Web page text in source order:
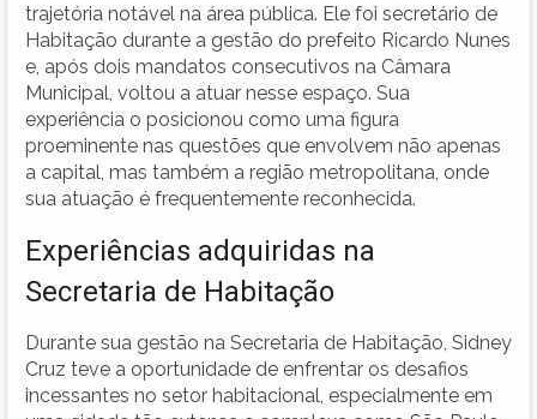
trajetória notável na área pública. Ele foi secretário de
Habitação durante a gestão do prefeito Ricardo Nunes
e, após dois mandatos consecutivos na Câmara
Municipal, voltou a atuar nesse espaço. Sua
experiência o posicionou como uma figura
proeminente nas questões que envolvem não apenas
a capital, mas também a região metropolitana, onde
sua atuação é frequentemente reconhecida.
Experiências adquiridas na
Secretaria de Habitação
Durante sua gestão na Secretaria de Habitação, Sidney
Cruz teve a oportunidade de enfrentar os desafios
incessantes no setor habitacional, especialmente em